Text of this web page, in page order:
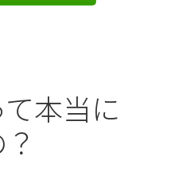
本当に